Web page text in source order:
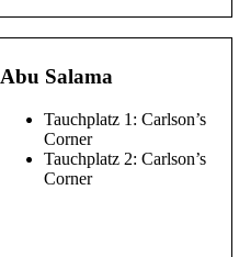
Abu Salama
Tauchplatz 1: Carlson’s
Corner
Tauchplatz 2: Carlson’s
Corner